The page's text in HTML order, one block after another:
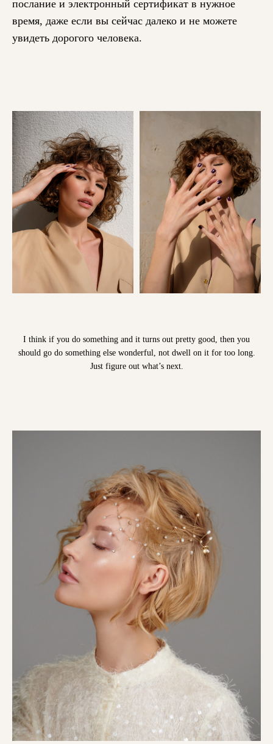
послание и электронный сертификат в нужное
время, даже если вы сейчас далеко и не можете
увидеть дорогого человека.
I think if you do something and it turns out pretty good, then you
should go do something else wonderful, not dwell on it for too long.
Just figure out what’s next.